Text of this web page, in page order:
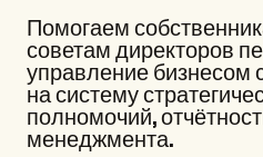
Помогаем
советам директоров
управление бизнесом
на систему
полномочий,
менеджмента.